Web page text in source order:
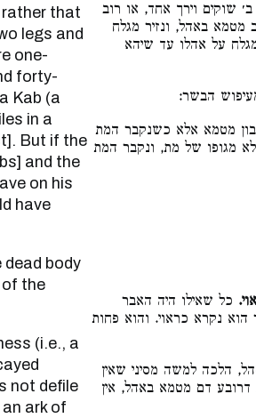
legs and
one-
forty-
Kab (a
in a
But if the
and the
on his
have
the
not defile
ark of
שוקים וירך אחד, או רוב
מטמא באהל, ונזיר מגלח
מגלח על אהלו עד שיהא
הבשר:
מטמא אלא כשנקבר המת
מגופו של מת, ונקבר המת
כל שאילו היה האבר
נקרא כראוי. והוא פחות
הלכה למשה מסיני שאין
דרובע דם מטמא באהל, אין